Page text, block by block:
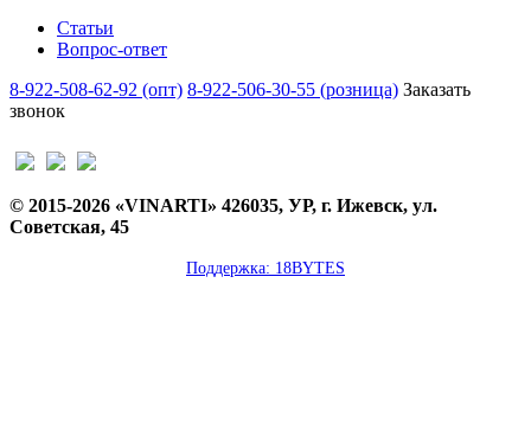
Статьи
Вопрос-ответ
8-922-508-62-92 (опт) 8-922-506-30-55 (розница) Заказать
звонок
© 2015-2026 «VINARTI» 426035, УР, г. Ижевск, ул.
Советская, 45
Поддержка: 18BYTES